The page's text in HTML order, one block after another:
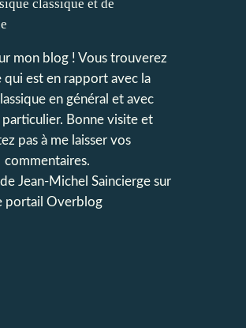
mon blog ! Vous trouverez
qui est en rapport avec la
en général et avec
particulier. Bonne visite et
pas à me laisser vos
commentaires.
Jean-Michel Sainciergesur
portail Overblog